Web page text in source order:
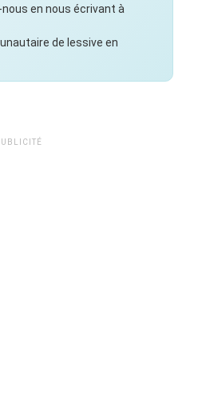
en nous écrivant à
de lessive en